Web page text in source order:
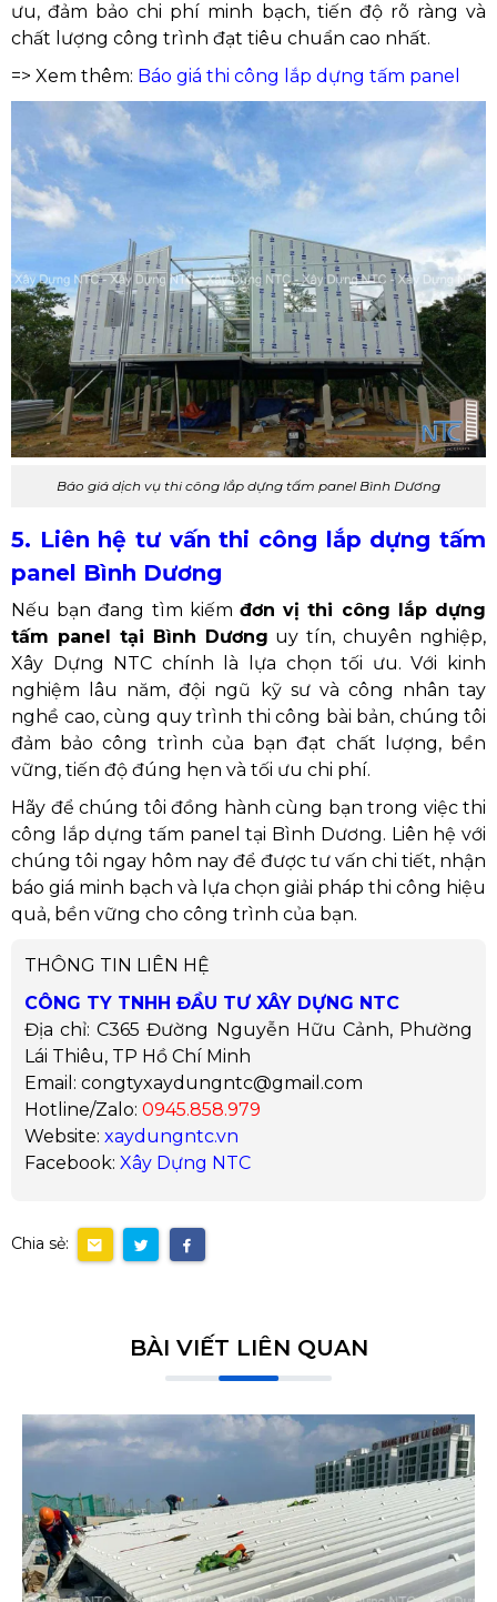
ưu, đảm bảo chi phí minh bạch, tiến độ rõ ràng và
chất lượng công trình đạt tiêu chuẩn cao nhất.
=> Xem thêm: Báo giá thi công lắp dựng tấm panel
Báo giá dịch vụ thi công lắp dựng tấm panel Bình Dương
5. Liên hệ tư vấn thi công lắp dựng tấm
panel Bình Dương
Nếu bạn đang tìm kiếm đơn vị thi công lắp dựng
tấm panel tại Bình Dương uy tín, chuyên nghiệp,
Xây Dựng NTC chính là lựa chọn tối ưu. Với kinh
nghiệm lâu năm, đội ngũ kỹ sư và công nhân tay
nghề cao, cùng quy trình thi công bài bản, chúng tôi
đảm bảo công trình của bạn đạt chất lượng, bền
vững, tiến độ đúng hẹn và tối ưu chi phí.
Hãy để chúng tôi đồng hành cùng bạn trong việc thi
công lắp dựng tấm panel tại Bình Dương. Liên hệ với
chúng tôi ngay hôm nay để được tư vấn chi tiết, nhận
báo giá minh bạch và lựa chọn giải pháp thi công hiệu
quả, bền vững cho công trình của bạn.
THÔNG TIN LIÊN HỆ
CÔNG TY TNHH ĐẦU TƯ XÂY DỰNG NTC
Địa chỉ: C365 Đường Nguyễn Hữu Cảnh, Phường
Lái Thiêu, TP Hồ Chí Minh
Email: congtyxaydungntc@gmail.com
Hotline/Zalo: 0945.858.979
Website: xaydungntc.vn
Facebook: Xây Dựng NTC
Chia sẻ:
BÀI VIẾT LIÊN QUAN